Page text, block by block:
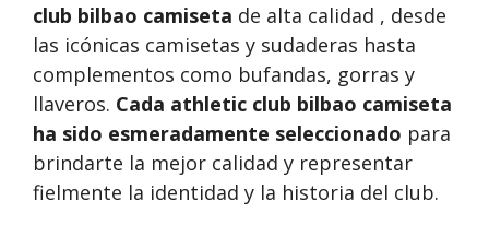
club bilbao camiseta de alta calidad , desde
las icónicas camisetas y sudaderas hasta
complementos como bufandas, gorras y
llaveros. Cada athletic club bilbao camiseta
ha sido esmeradamente seleccionado para
brindarte la mejor calidad y representar
fielmente la identidad y la historia del club.